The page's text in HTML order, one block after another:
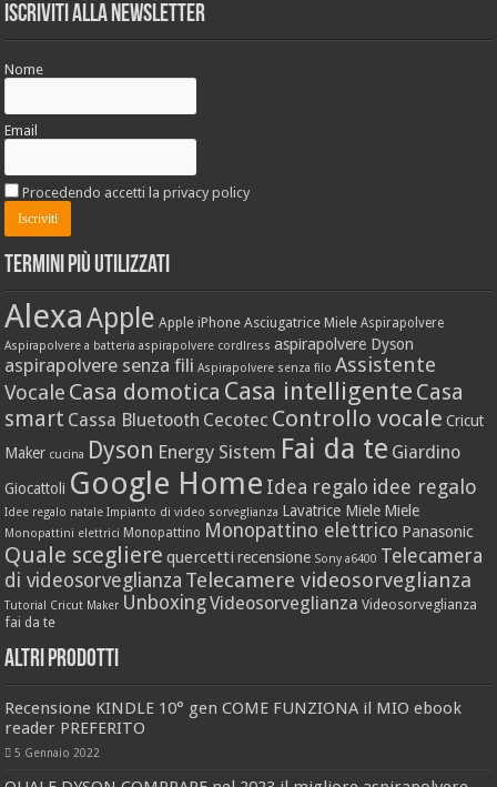
Iscriviti alla Newsletter
Nome
Email
Procedendo accetti la privacy policy
Termini più utilizzati
AlexaApple Apple iPhone Asciugatrice Miele Aspirapolvere
Aspirapolvere a batteria aspirapolvere cordlress aspirapolvere Dyson
aspirapolvere senza fili Aspirapolvere senza filo Assistente
Vocale Casa domotica Casa intelligente Casa
smart Cassa Bluetooth Cecotec Controllo vocale Cricut
Maker cucina Dyson Energy Sistem Fai da te Giardino
Giocattoli Google Home Idea regalo idee regalo
Idee regalo natale Impianto di video sorveglianza Lavatrice Miele Miele
Monopattini elettrici Monopattino Monopattino elettrico Panasonic
Quale scegliere quercetti recensione Sony a6400 Telecamera
di videosorveglianza Telecamere videosorveglianza
Tutorial Cricut Maker UnboxingVideosorveglianza Videosorveglianza
fai da te
Altri prodotti
Recensione KINDLE 10° gen COME FUNZIONA il MIO ebook
reader PREFERITO
5 Gennaio 2022